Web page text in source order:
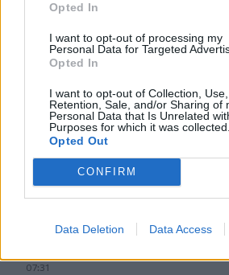
Opted In
I want to opt-out of processing my
Personal Data for Targeted
Opted In
I want to opt-out of Collection, Use,
Retention, Sale, and/or Sharing of
Personal Data that Is Unrelated
Purposes for which it was collected.
Opted Out
CONFIRM
Data Deletion Data Access
Τα πρωτοσέλιδα των εφημερίδων
Σεισμός 5,8 βαθμών στις δυτικές
07:45
Φωτιά τα ξημερώματα στη Σητεία - Η
ένα 24ωρο
07:37
αμυντική συμφωνία
07:31